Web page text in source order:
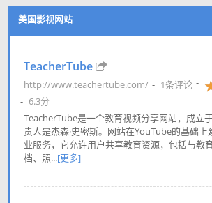
美国影视网站
TeacherTube
http://www.teachertube.com/
1条评论
6.3分
TeacherTube是一个教育视频分享网站，成立
责人是杰森·史密斯。网站在YouTube的基础
业服务，它允许用户共享教育资源，包括与教
档、照...[更多]